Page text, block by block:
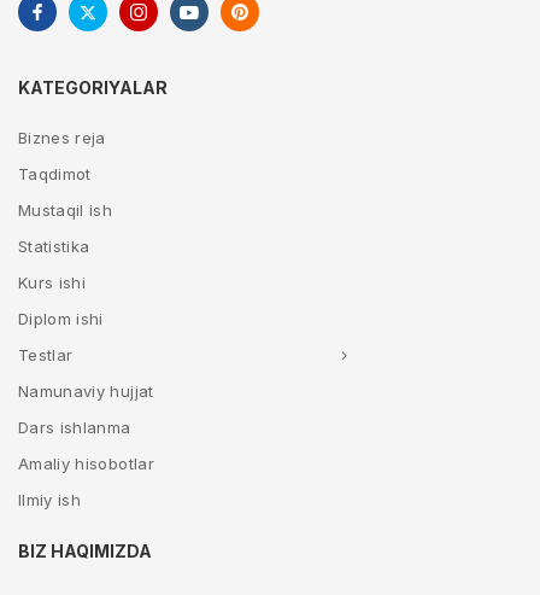
KATEGORIYALAR
Biznes reja
Taqdimot
Mustaqil ish
Statistika
Kurs ishi
Diplom ishi
Testlar
Namunaviy hujjat
Dars ishlanma
Amaliy hisobotlar
Ilmiy ish
BIZ HAQIMIZDA